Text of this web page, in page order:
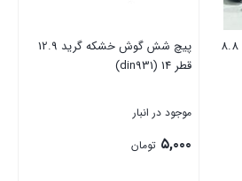
پیچ آلن مغزی نوک تیز گرید 8.8
پیچ شش گوش خشکه گرید 12.9
قطر 14 (din931)
موجود در انبار
۵,۰۰۰ تومان